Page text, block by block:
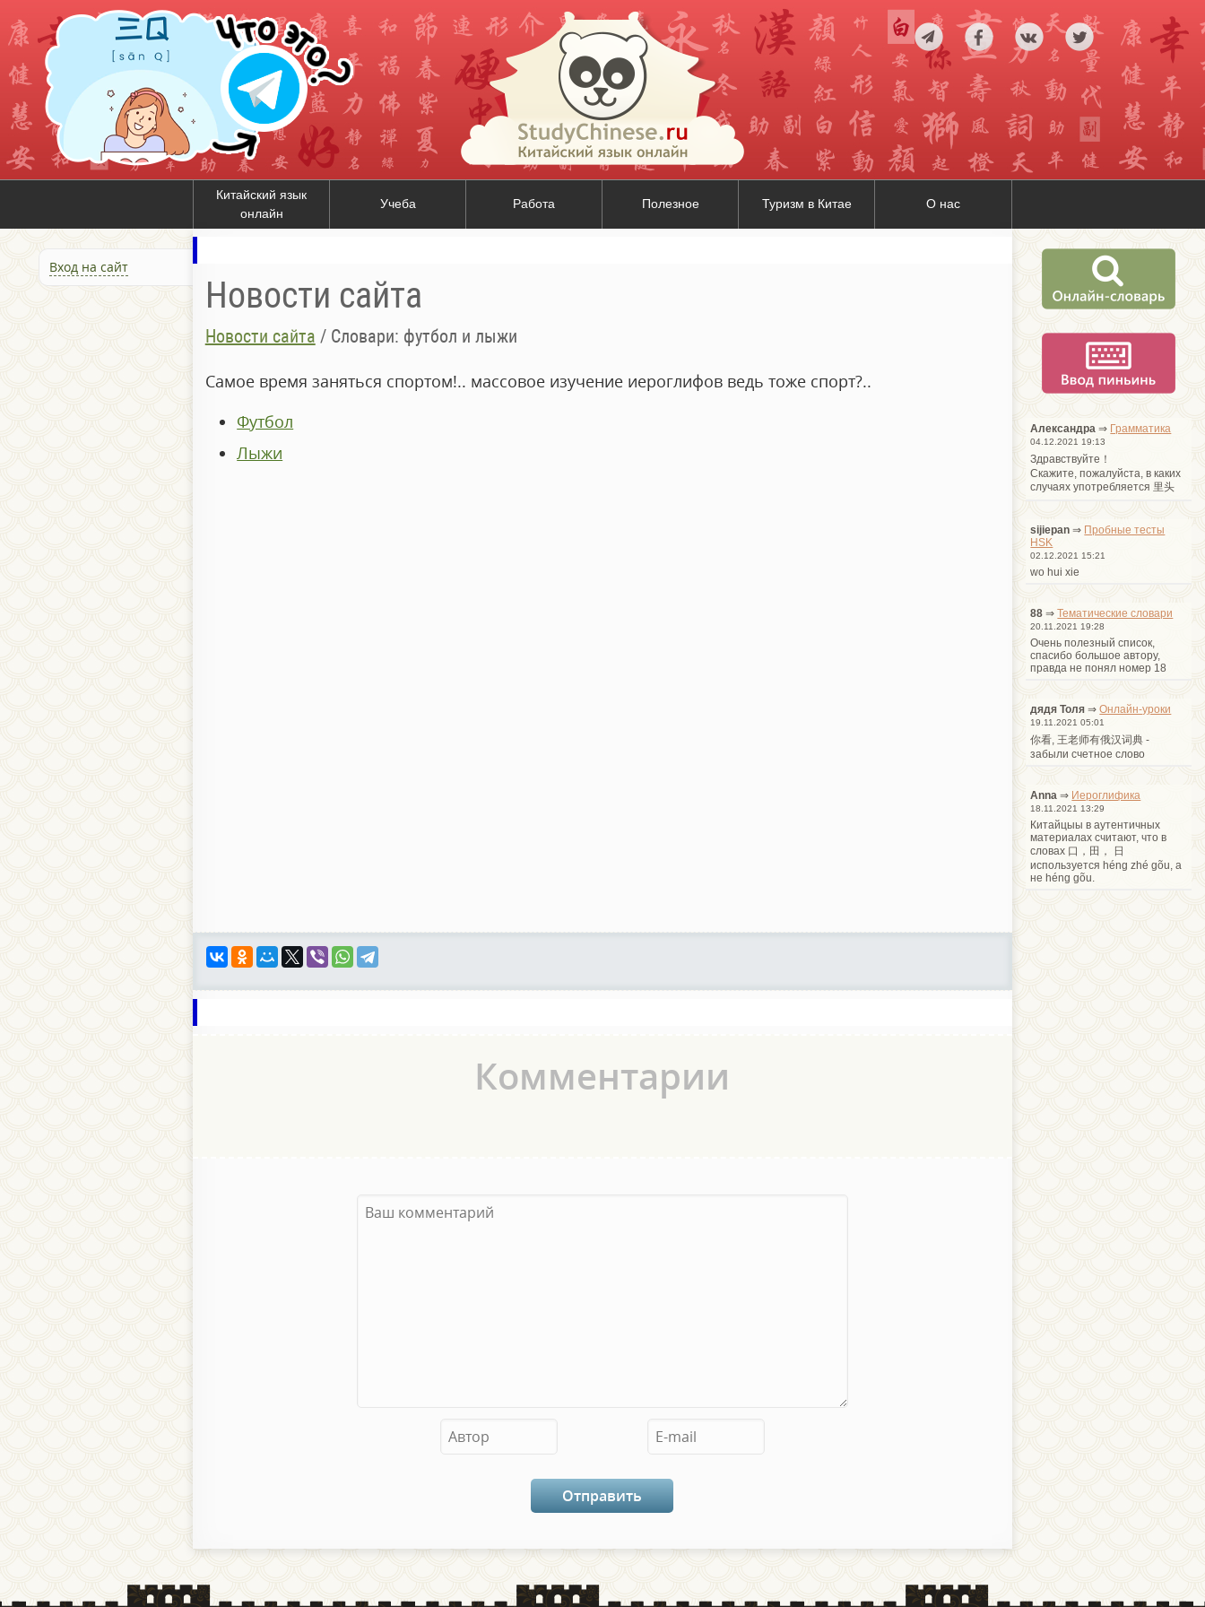
Китайский язык
онлайн
Учеба Работа Полезное Туризм в Китае О нас
Вход на сайт
Новости сайта
Новости сайта / Словари: футбол и лыжи
Самое время заняться спортом!.. массовое изучение иероглифов ведь тоже спорт?..
Футбол
Лыжи
Комментарии
Александра ⇒ Грамматика
04.12.2021 19:13
Здравствуйте！
Cкажите, пожалуйста, в каких
случаях употребляется 里头
sijiepan ⇒ Пробные тесты
HSK
02.12.2021 15:21
wo hui xie
88 ⇒Тематические словари
20.11.2021 19:28
Очень полезный список,
спасибо большое автору,
правда не понял номер 18
дядя Толя ⇒Онлайн-уроки
19.11.2021 05:01
你看, 王老师有俄汉词典 -
забыли счетное слово
Anna ⇒ Иероглифика
18.11.2021 13:29
Китайцыы в аутентичных
материалах считают, что в
словах 口，田， 日
используется héng zhé gõu, а
не héng gõu.